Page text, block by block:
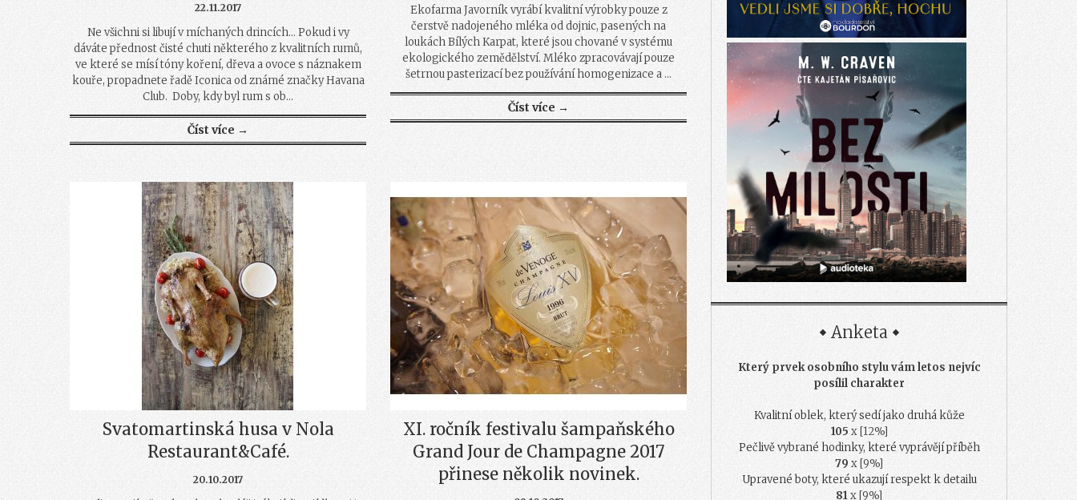
22.11.2017
Ne všichni si libují v míchaných drincích… Pokud i vy
dáváte přednost čisté chuti některého z kvalitních rumů,
ve které se mísí tóny koření, dřeva a ovoce s náznakem
kouře, propadnete řadě Iconica od známé značky Havana
Club. Doby, kdy byl rum s ob...
Číst více →
Ekofarma Javorník vyrábí kvalitní výrobky pouze z
čerstvě nadojeného mléka od dojnic, pasených na
loukách Bílých Karpat, které jsou chované v systému
ekologického zemědělství. Mléko zpracovávají pouze
šetrnou pasterizací bez používání homogenizace a ...
Číst více →
Svatomartinská husa v Nola
Restaurant&Café.
20.10.2017
XI. ročník festivalu šampaňského
Grand Jour de Champagne 2017
přinese několik novinek.
Anketa
Který prvek osobního stylu vám letos nejvíc
posílil charakter
Kvalitní oblek, který sedí jako druhá kůže
105 x [12%]
Pečlivě vybrané hodinky, které vyprávějí příběh
79 x [9%]
Upravené boty, které ukazují respekt k detailu
81x [9%]